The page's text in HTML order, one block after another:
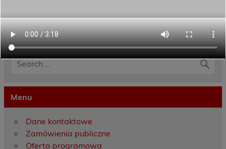
Category:Aktualności
Menu
Dane kontaktowe
Zamówienia publiczne
Oferta programowa